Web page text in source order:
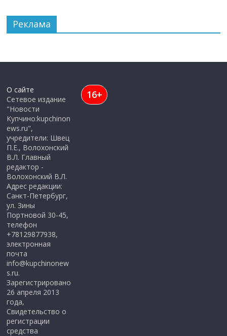
Реклама
О сайте
Сетевое издание
"Новости
Купчино:kupchinon
ews.ru",
учредители: Швец
П.Е., Волохонский
В.Л. Главный
редактор -
Волохонский В.Л.
Адрес редакции:
Санкт-Петербург,
ул. Зины
Портновой 30-45,
телефон
+78129877938,
электронная
почта
info@kupchinonew
s.ru.
Зарегистрировано
26 апреля 2013
года,
Свидетельство о
регистрации
средства
16+